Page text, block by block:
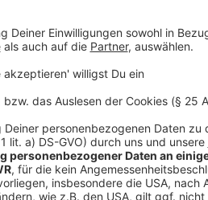
Anzeige
Die letzten Badetage in den
Im Kreis haben neben dem
Badetage der Freibäder im Kreis